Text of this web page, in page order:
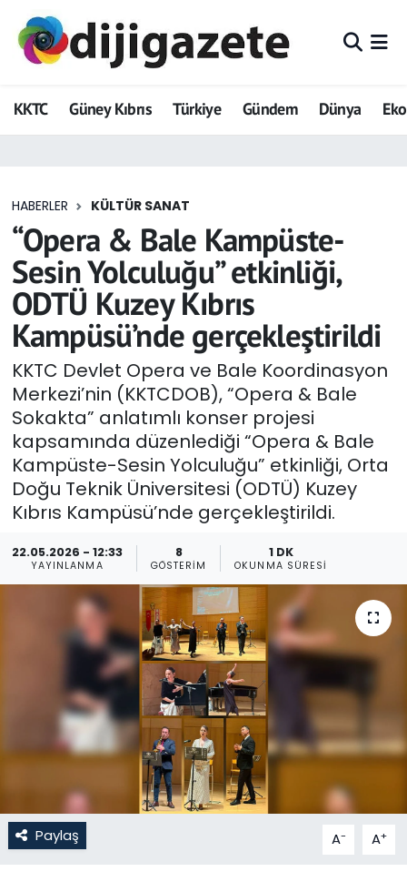
KKTC Güney Kıbrıs Türkiye Gündem Dünya
HABERLER KÜLTÜR SANAT
“Opera & Bale Kampüste-
Sesin Yolculuğu” etkinliği,
ODTÜ Kuzey Kıbrıs
Kampüsü’nde gerçekleştirildi
KKTC Devlet Opera ve Bale Koordinasyon
Merkezi’nin (KKTCDOB), “Opera & Bale
Sokakta” anlatımlı konser projesi
kapsamında düzenlediği “Opera & Bale
Kampüste-Sesin Yolculuğu” etkinliği, Orta
Doğu Teknik Üniversitesi (ODTÜ) Kuzey
Kıbrıs Kampüsü’nde gerçekleştirildi.
22.05.2026 - 12:33
YAYINLANMA
8
GÖSTERIM
1 DK
OKUNMA SÜRESI
Paylaş A- A+
ADVERTORIAL
Dijigazete
Eğitim
Ekonomi
Foto Galeri
GEZİ
Güncel
Gündem
KKTC
Kültür Sanat
Magazin
Nöbetçi Eczaneler
Otomobil Dünyası
Politika
Hava Durumu
Trafik Durumu
Tüm Manşetler
Son Dakika Haberleri
Haber Arşivi